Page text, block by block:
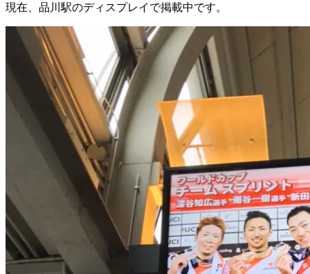
現在、品川駅のディスプレイで掲載中です。